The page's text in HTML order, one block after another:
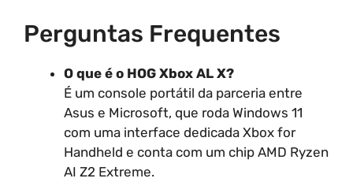
Perguntas Frequentes
O que é o HOG Xbox AL X?
É um console portátil da parceria entre
Asus e Microsoft, que roda Windows 11
com uma interface dedicada Xbox for
Handheld e conta com um chip AMD Ryzen
AI Z2 Extreme.